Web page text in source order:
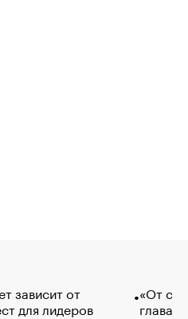
зависит от
для лидеров
«От
глава